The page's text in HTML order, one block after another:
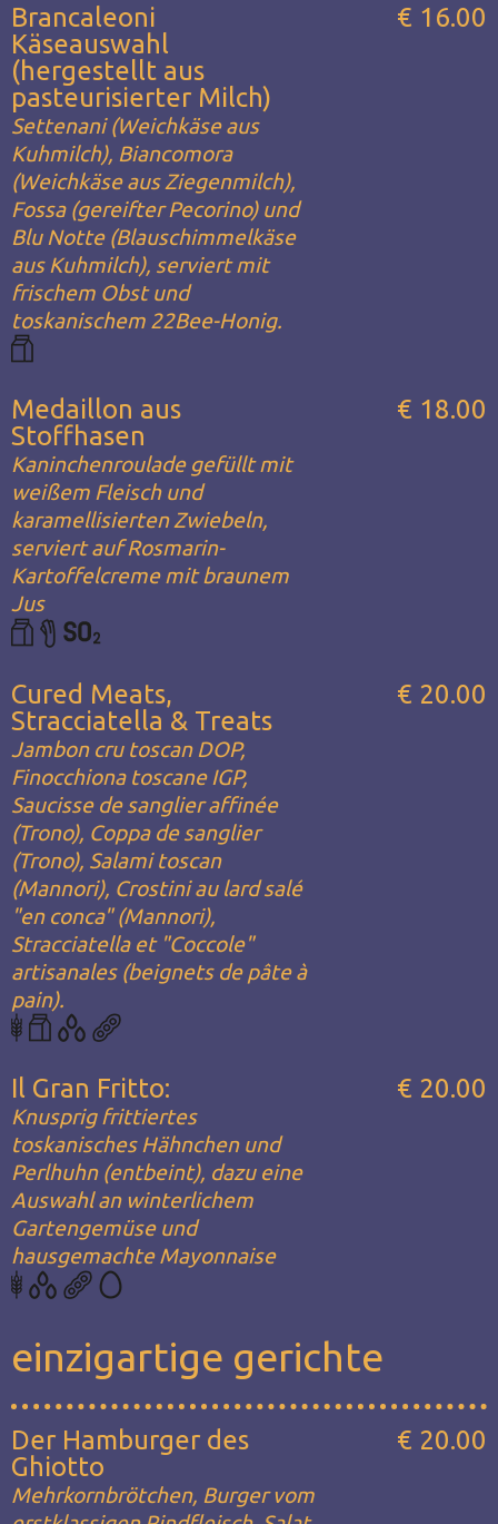
Brancaleoni
Käseauswahl
(hergestellt aus
pasteurisierter Milch)
Settenani (Weichkäse aus
Kuhmilch), Biancomora
(Weichkäse aus Ziegenmilch),
Fossa (gereifter Pecorino) und
Blu Notte (Blauschimmelkäse
aus Kuhmilch), serviert mit
frischem Obst und
toskanischem 22Bee-Honig.
€ 16.00
Medaillon aus
Stoffhasen
Kaninchenroulade gefüllt mit
weißem Fleisch und
karamellisierten Zwiebeln,
serviert auf Rosmarin-
Kartoffelcreme mit braunem
Jus
€ 18.00
Cured Meats,
Stracciatella & Treats
Jambon cru toscan DOP,
Finocchiona toscane IGP,
Saucisse de sanglier affinée
(Trono), Coppa de sanglier
(Trono), Salami toscan
(Mannori), Crostini au lard salé
"en conca" (Mannori),
Stracciatella et "Coccole"
artisanales (beignets de pâte à
pain).
€ 20.00
Il Gran Fritto:
Knusprig frittiertes
toskanisches Hähnchen und
Perlhuhn (entbeint), dazu eine
Auswahl an winterlichem
Gartengemüse und
hausgemachte Mayonnaise
€ 20.00
einzigartige gerichte
Der Hamburger des
Ghiotto
Mehrkornbrötchen, Burger vom
€ 20.00